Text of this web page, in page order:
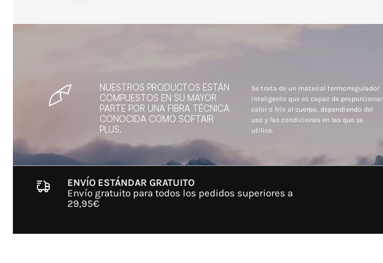
NUESTROS PRODUCTOS ESTÁN
COMPUESTOS EN SU MAYOR
PARTE POR UNA FIBRA TÉCNICA
CONOCIDA COMO SOFTAIR
PLUS.
Se trata de un material termorregulador
inteligente que es capaz de proporcionar
calor o frío al cuerpo, dependiendo del
uso y las condiciones en las que se
utilice.
ENVÍO ESTÁNDAR GRATUITO
Envío gratuito para todos los pedidos superiores a
29,95€